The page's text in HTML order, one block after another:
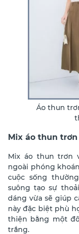
Áo thun
Mix áo thun
Mix áo thun trơn
ngoài phóng
cuộc sống
suông tạo sự
dáng vừa sẽ giúp
này đặc biệt phù
thiện bằng một
trắng.